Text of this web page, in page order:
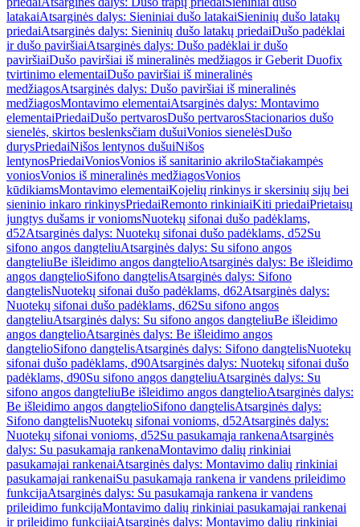
latakaiAtsarginės dalys: Sieniniai dušo latakaiSieninių dušo latakų
priedaiAtsarginės dalys: Sieninių dušo latakų priedaiDušo padėklai
ir dušo paviršiaiAtsarginės dalys: Dušo padėklai ir dušo
paviršiaiDušo paviršiai iš mineralinės medžiagos ir Geberit Duofix
tvirtinimo elementaiDušo paviršiai iš mineralinės
medžiagosAtsarginės dalys: Dušo paviršiai iš mineralinės
medžiagosMontavimo elementaiAtsarginės dalys: Montavimo
elementaiPriedaiDušo pertvarosDušo pertvarosStacionarios dušo
sienelės, skirtos beslenksčiam dušuiVonios sienelėsDušo
durysPriedaiNišos lentynos dušuiNišos
lentynosPriedaiVoniosVonios iš sanitarinio akriloStačiakampės
voniosVonios iš mineralinės medžiagosVonios
kūdikiamsMontavimo elementaiKojelių rinkinys ir skersinių sijų bei
sieninio inkaro rinkinysPriedaiRemonto rinkiniaiKiti priedaiPrietaisų
jungtys dušams ir voniomsNuotekų sifonai dušo padėklams,
d52Atsarginės dalys: Nuotekų sifonai dušo padėklams, d52Su
sifono angos dangteliuAtsarginės dalys: Su sifono angos
dangteliuBe išleidimo angos dangtelioAtsarginės dalys: Be išleidimo
angos dangtelioSifono dangtelisAtsarginės dalys: Sifono
dangtelisNuotekų sifonai dušo padėklams, d62Atsarginės dalys:
Nuotekų sifonai dušo padėklams, d62Su sifono angos
dangteliuAtsarginės dalys: Su sifono angos dangteliuBe išleidimo
angos dangtelioAtsarginės dalys: Be išleidimo angos
dangtelioSifono dangtelisAtsarginės dalys: Sifono dangtelisNuotekų
sifonai dušo padėklams, d90Atsarginės dalys: Nuotekų sifonai dušo
padėklams, d90Su sifono angos dangteliuAtsarginės dalys: Su
sifono angos dangteliuBe išleidimo angos dangtelioAtsarginės dalys:
Be išleidimo angos dangtelioSifono dangtelisAtsarginės dalys:
Sifono dangtelisNuotekų sifonai vonioms, d52Atsarginės dalys:
Nuotekų sifonai vonioms, d52Su pasukamąja rankenaAtsarginės
dalys: Su pasukamąja rankenaMontavimo dalių rinkiniai
pasukamajai rankenaiAtsarginės dalys: Montavimo dalių rinkiniai
pasukamajai rankenaiSu pasukamąja rankena ir vandens prileidimo
funkcijaAtsarginės dalys: Su pasukamąja rankena ir vandens
prileidimo funkcijaMontavimo dalių rinkiniai pasukamajai rankenai
ir prileidimo funkcijaiAtsarginės dalys: Montavimo dalių rinkiniai